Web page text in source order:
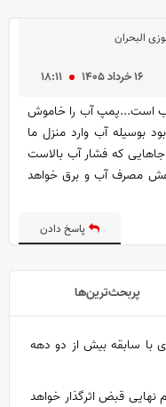
البحران
۱۸:۱۱ ۱۶ خرداد ۱۴۰۵
است...پمپ آب را خاموش
بوسیله آب وارد منزل ما
که فشار آب بالاست
مصرف آب و برق خواهد
پاسخ دادن
پربحث‌ترین‌ها
با سابقه بیش از دو دهه
نهایی قبض اثرگذار خواهد